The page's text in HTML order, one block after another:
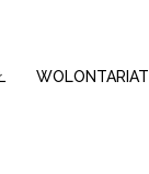
WOLONTARIAT